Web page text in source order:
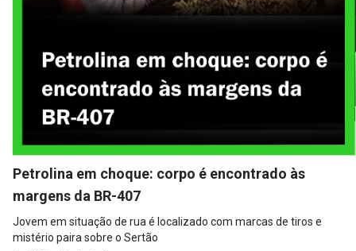
Petrolina em choque: corpo é encontrado às
margens da BR-407
Jovem em situação de rua é localizado com marcas de tiros e
mistério paira sobre o Sertão